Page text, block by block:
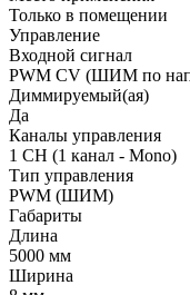
Только в помещении
Управление
Входной сигнал
PWM СV (ШИМ по
Диммируемый(ая)
Да
Каналы управления
1 CH (1 канал - Mono)
Тип управления
PWM (ШИМ)
Габариты
Длина
5000 мм
Ширина